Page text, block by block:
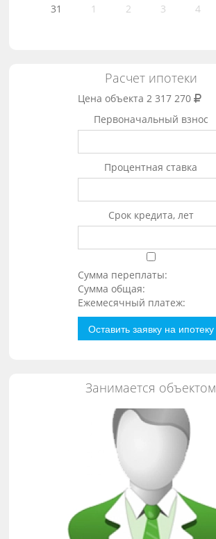
31 1 2 3 4
Расчет ипотеки
Цена объекта 2 317 270
Первоначальный взнос
Процентная ставка
Срок кредита, лет
Сумма переплаты:
Сумма общая:
Ежемесячный платеж:
Оставить заявку на ипотеку
Занимается объектом